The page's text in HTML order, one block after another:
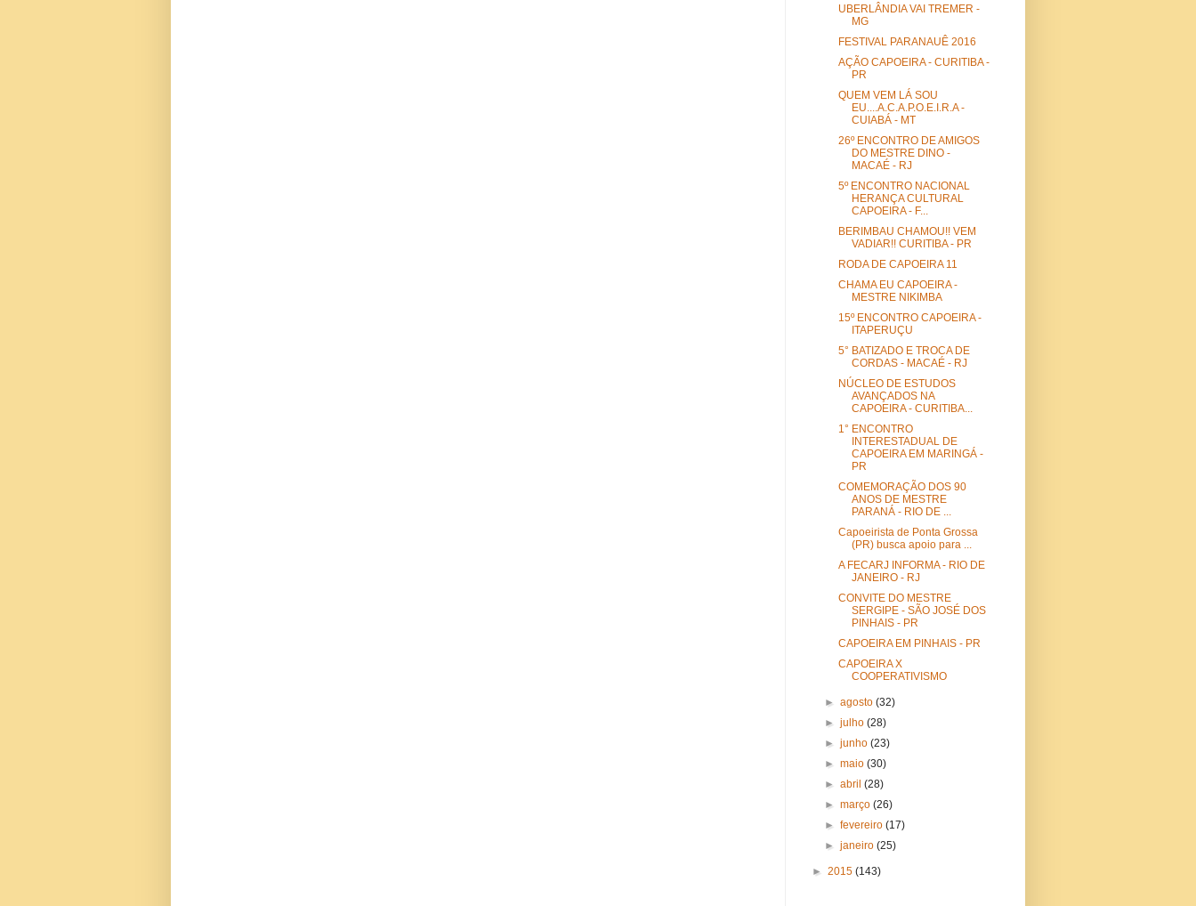
UBERLÂNDIA VAI TREMER -
MG
FESTIVAL PARANAUÊ 2016
AÇÃO CAPOEIRA - CURITIBA -
PR
QUEM VEM LÁ SOU
EU....A.C.A.P.O.E.I.R.A -
CUIABÁ - MT
26º ENCONTRO DE AMIGOS
DO MESTRE DINO -
MACAÉ - RJ
5º ENCONTRO NACIONAL
HERANÇA CULTURAL
CAPOEIRA - F...
BERIMBAU CHAMOU!! VEM
VADIAR!! CURITIBA - PR
RODA DE CAPOEIRA 11
CHAMA EU CAPOEIRA -
MESTRE NIKIMBA
15º ENCONTRO CAPOEIRA -
ITAPERUÇU
5° BATIZADO E TROCA DE
CORDAS - MACAÉ - RJ
NÚCLEO DE ESTUDOS
AVANÇADOS NA
CAPOEIRA - CURITIBA...
1° ENCONTRO
INTERESTADUAL DE
CAPOEIRA EM MARINGÁ -
PR
COMEMORAÇÃO DOS 90
ANOS DE MESTRE
PARANÁ - RIO DE ...
Capoeirista de Ponta Grossa
(PR) busca apoio para ...
A FECARJ INFORMA - RIO DE
JANEIRO - RJ
CONVITE DO MESTRE
SERGIPE - SÃO JOSÉ DOS
PINHAIS - PR
CAPOEIRA EM PINHAIS - PR
CAPOEIRA X
COOPERATIVISMO
►agosto(32)
►julho(28)
►junho(23)
►maio(30)
►abril(28)
►março(26)
►fevereiro(17)
►janeiro(25)
► 2015 (143)